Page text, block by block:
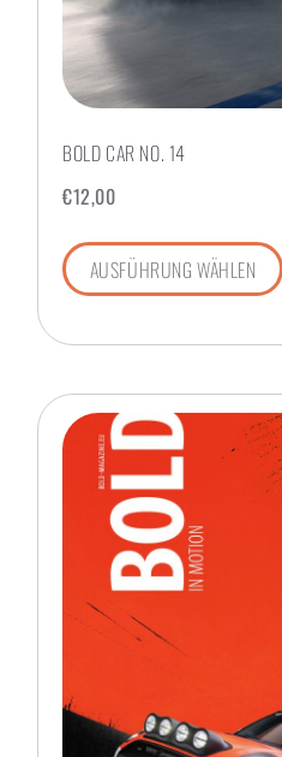
BOLD CAR NO. 14
€12,00
AUSFÜHRUNG WÄHLEN